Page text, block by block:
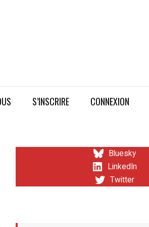
S’INSCRIRE CONNEXION
Bluesky
LinkedIn
Twitter